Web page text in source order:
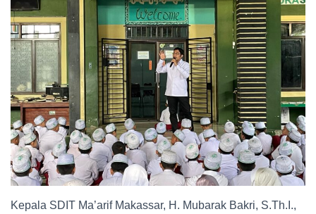
Kepala SDIT Ma’arif Makassar, H. Mubarak Bakri, S.Th.I.,